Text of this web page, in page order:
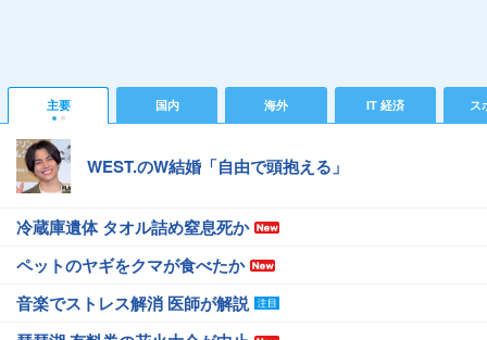
主要 国内 海外 IT 経済 ス
WEST.のW結婚「自由で頭抱える」
冷蔵庫遺体 タオル詰め窒息死か
ペットのヤギをクマが食べたか
音楽でストレス解消 医師が解説